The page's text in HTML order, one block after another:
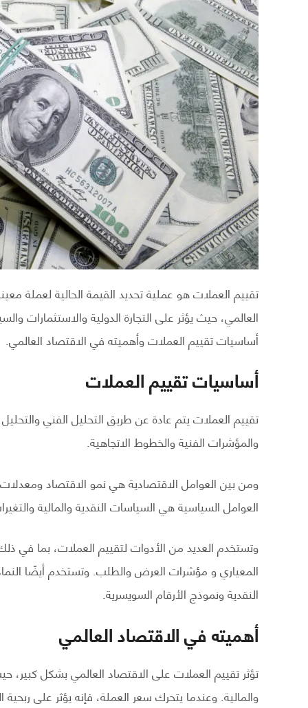
تقييم العملات هو عملية تحديد القيمة الحالية لعملة
العالمي، حيث يؤثر على التجارة الدولية والاستثمارات
أساسيات تقييم العملات وأهميته في الاقتصاد العالمي.
أساسيات تقييم العملات
تقييم العملات يتم عادة عن طريق التحليل الفني
والمؤشرات الفنية والخطوط الاتجاهية.
ومن بين العوامل الاقتصادية هي نمو الاقتصاد
العوامل السياسية هي السياسات النقدية والمالية
وتستخدم العديد من الأدوات لتقييم العملات، بما في
المعياري و مؤشرات العرض والطلب. وتستخدم أيضًا
النقدية ونموذج الأرقام السويسرية.
أهميته في الاقتصاد العالمي
تؤثر تقييم العملات على الاقتصاد العالمي بشكل كبير،
والمالية. وعندما يتحرك سعر العملة، فإنه يؤثر على ربحية